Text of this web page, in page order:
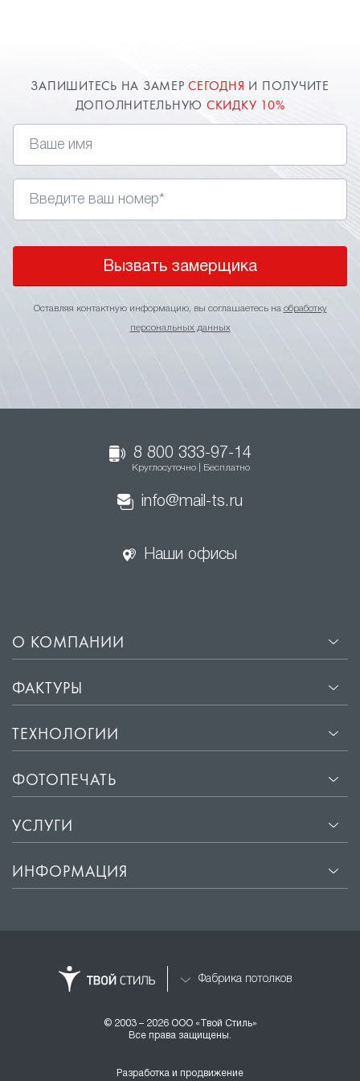
ЗАПИШИТЕСЬ НА ЗАМЕРСЕГОДНЯ И ПОЛУЧИТЕ
ДОПОЛНИТЕЛЬНУЮ СКИДКУ 10%
Вызвать замерщика
Оставляя контактную информацию, вы соглашаетесь на обработку
персональных данных
8 800 333-97-14
Круглосуточно | Бесплатно
info@mail-ts.ru
Наши офисы
О КОМПАНИИ
ФАКТУРЫ
ТЕХНОЛОГИИ
ФОТОПЕЧАТЬ
УСЛУГИ
ИНФОРМАЦИЯ
Фабрика потолков
© 2003 – 2026 ООО «Твой Стиль»
Все права защищены.
Разработка и продвижение